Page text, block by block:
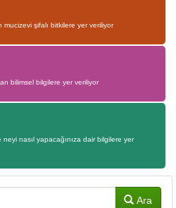
şifalı bitkilere yer veriliyor
bilimsel bilgilere yer veriliyor
nasıl yapacağınıza dair bilgilere yer
Ara